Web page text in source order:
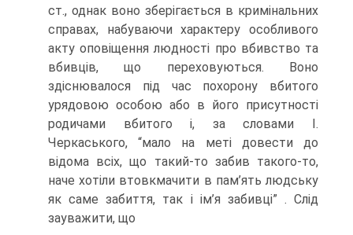
ст., однак воно зберігається в кримінальних
справах, набуваючи характеру особливого
акту оповіщення людності про вбивство та
вбивців, що переховуються. Воно
здіснювалося під час похорону вбитого
урядовою особою або в його присутності
родичами вбитого і, за словами І.
Черкаського, “мало на меті довести до
відома всіх, що такий-то забив такого-то,
наче хотіли втовкмачити в пам’ять людську
як саме забиття, так і ім’я забивці” . Слід
зауважити, що